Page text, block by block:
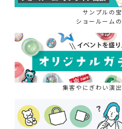
サンプルの宝
ショールーム
集客やにぎわい演